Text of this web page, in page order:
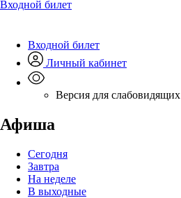
Входной билет
Входной билет
Личный кабинет
Версия для слабовидящих
Афиша
Сегодня
Завтра
На неделе
В выходные